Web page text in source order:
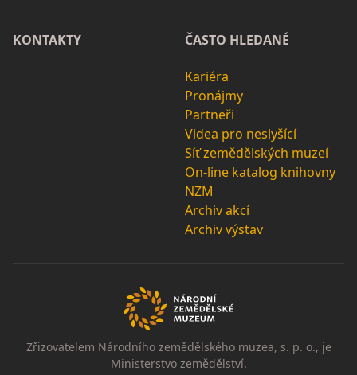
KONTAKTY ČASTO HLEDANÉ
Kariéra
Pronájmy
Partneři
Videa pro neslyšící
Síť zemědělských muzeí
On-line katalog knihovny
NZM
Archiv akcí
Archiv výstav
Zřizovatelem Národního zemědělského muzea, s. p. o., je
Ministerstvo zemědělství.